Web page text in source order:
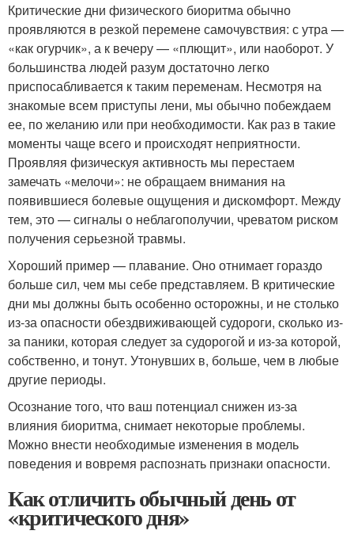
Критические дни физического биоритма обычно
проявляются в резкой перемене самочувствия: с утра —
«как огурчик», а к вечеру — «плющит», или наоборот. У
большинства людей разум достаточно легко
приспосабливается к таким переменам. Несмотря на
знакомые всем приступы лени, мы обычно побеждаем
ее, по желанию или при необходимости. Как раз в такие
моменты чаще всего и происходят неприятности.
Проявляя физическуя активность мы перестаем
замечать «мелочи»: не обращаем внимания на
появившиеся болевые ощущения и дискомфорт. Между
тем, это — сигналы о неблагополучии, чреватом риском
получения серьезной травмы.
Хороший пример — плавание. Оно отнимает гораздо
больше сил, чем мы себе представляем. В критические
дни мы должны быть особенно осторожны, и не столько
из-за опасности обездвиживающей судороги, сколько из-
за паники, которая следует за судорогой и из-за которой,
собственно, и тонут. Утонувших в, больше, чем в любые
другие периоды.
Осознание того, что ваш потенциал снижен из-за
влияния биоритма, снимает некоторые проблемы.
Можно внести необходимые изменения в модель
поведения и вовремя распознать признаки опасности.
Как отличить обычный день от
«критического дня»